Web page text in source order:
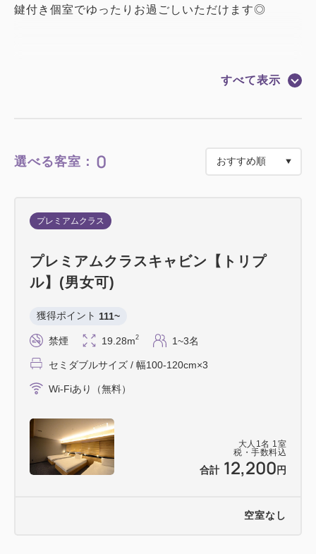
鍵付き個室でゆったりお過ごしいただけます◎
は、必ず現地決済にてお願いいたします。
※領収証は「宿泊料」として発行致します。
ロントスタッフのマスク着用を許可しております。
ます。
【設備】
■トイレ・シャワー...共用でのご利用です。
■男女とも大浴場内にサウナ完備
すべて表示
選べる客室： 0
大人 1 名 1 室
税・手数料込
合計 12,200 円
プレミアムクラス
プレミアムクラスキャビン【トリプ
ル】(男女可)
獲得ポイント 111~
禁煙 19.28m2 1~3名
セミダブルサイズ / 幅100-120cm×3
Wi-Fiあり（無料）
空室なし